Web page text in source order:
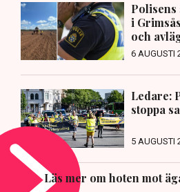
Polisens
i
och
6 AUGUSTI
Ledare:
stoppa
5 AUGUSTI
Läs mer om hoten mot